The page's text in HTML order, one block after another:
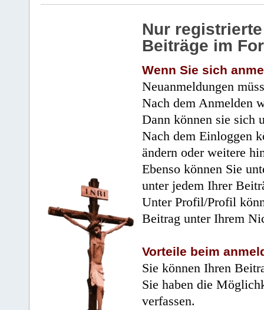
Nur
Beiträge im
Wenn Sie sich
Neuanmeldungen
Nach dem Anmelden
Dann können sie sich
Nach dem Einloggen
ändern oder weitere
Ebenso können Sie
unter jedem Ihrer
Unter Profil/Profil
Beitrag unter Ihrem
Vorteile beim
Sie können Ihren
Sie haben die
verfassen.